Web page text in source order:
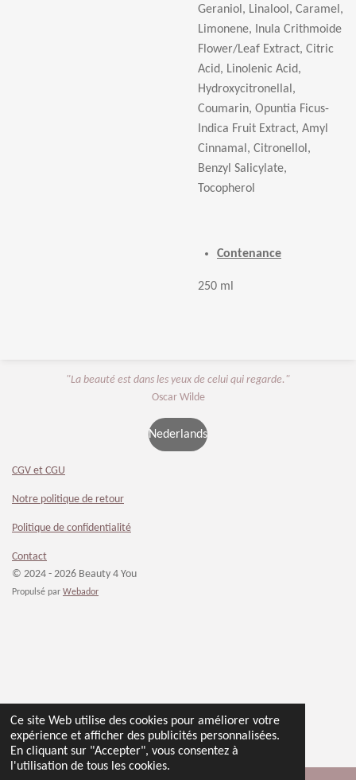
Ce site Web utilise des cookies pour améliorer votre
expérience et afficher des publicités personnalisées.
En cliquant sur "Accepter", vous consentez à
l'utilisation de tous les cookies.
Geraniol, Linalool, Caramel,
Limonene, Inula Crithmoide
Flower/Leaf Extract, Citric
Acid, Linolenic Acid,
Hydroxycitronellal,
Coumarin, Opuntia Ficus-
Indica Fruit Extract, Amyl
Cinnamal, Citronellol,
Benzyl Salicylate,
Tocopherol
Contenance
250 ml
"La beauté est dans les yeux de celui qui regarde."
Oscar Wilde
Nederlands
CGV et CGU
Notre politique de retour
Politique de confidentialité
Contact
© 2024 - 2026 Beauty 4 You
Propulsé par Webador